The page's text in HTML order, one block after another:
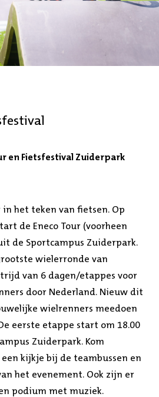
en Fietsfestival Zuiderpark
in het teken van fietsen. Op
de Eneco Tour (voorheen
de Sportcampus Zuiderpark.
wielerronde van
van 6 dagen/etappes voor
door Nederland. Nieuw dit
wielrenners meedoen
eerste etappe start om 18.00
Zuiderpark. Kom
kijkje bij de teambussen en
het evenement. Ook zijn er
podium met muziek.